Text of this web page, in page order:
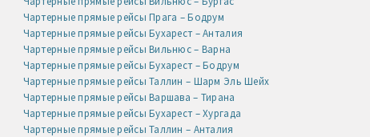
Чартерные прямые рейсы Прага – Бодрум
Чартерные прямые рейсы Бухарест – Анталия
Чартерные прямые рейсы Вильнюс – Варна
Чартерные прямые рейсы Бухарест – Бодрум
Чартерные прямые рейсы Таллин – Шарм Эль Шейх
Чартерные прямые рейсы Варшава – Тирана
Чартерные прямые рейсы Бухарест – Хургада
Чартерные прямые рейсы Таллин – Анталия